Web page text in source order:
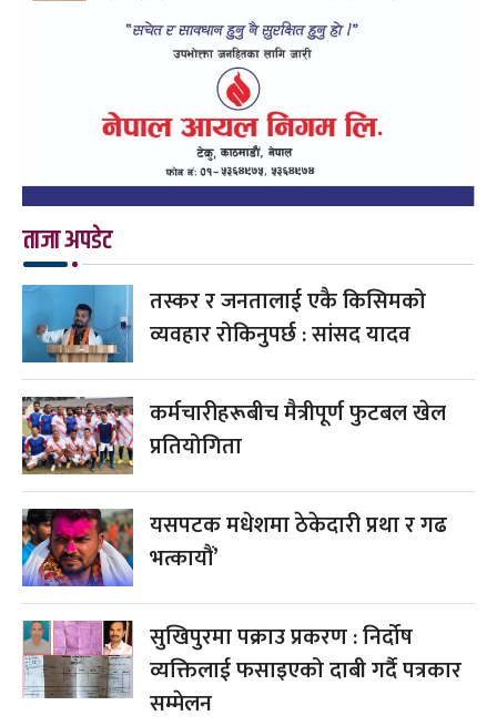
ताजा अपडेट
तस्कर र जनतालाई एकै किसिमको
व्यवहार रोकिनुपर्छ : सांसद यादव
कर्मचारीहरूबीच मैत्रीपूर्ण फुटबल खेल
प्रतियोगिता
यसपटक मधेशमा ठेकेदारी प्रथा र गढ
भत्कायौं’
सुखिपुरमा पक्राउ प्रकरण : निर्दोष
व्यक्तिलाई फसाइएको दाबी गर्दै पत्रकार
सम्मेलन